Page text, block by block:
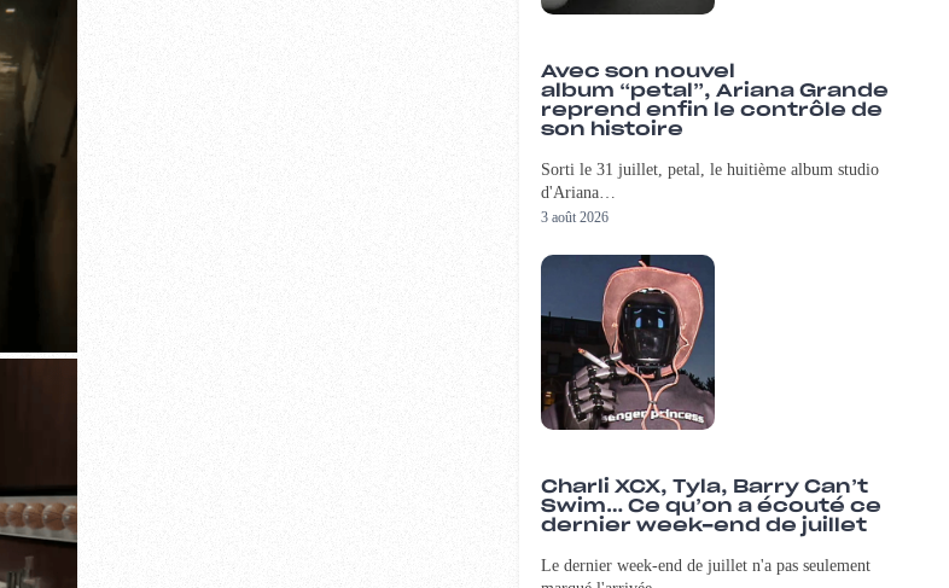
Avec son nouvel
album “petal”, Ariana Grande
reprend enfin le contrôle de
son histoire
Sorti le 31 juillet, petal, le huitième album studio
d'Ariana…
3 août 2026
Charli XCX, Tyla, Barry Can’t
Swim… Ce qu’on a écouté ce
dernier week-end de juillet
Le dernier week-end de juillet n'a pas seulement